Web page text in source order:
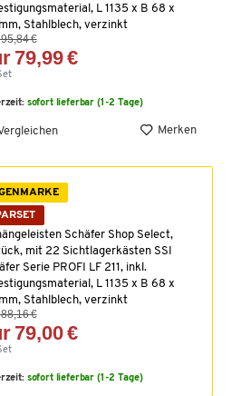
L 1135 x B 68 x
mm, Stahlblech, verzinkt
€
79,99 €
sofort lieferbar (1-2 Tage)
Merken
Schäfer Shop Select,
mit 22 Sichtlagerkästen SSI
Serie PROFI LF 211, inkl.
L 1135 x B 68 x
Stahlblech, verzinkt
€
79,00 €
sofort lieferbar (1-2 Tage)